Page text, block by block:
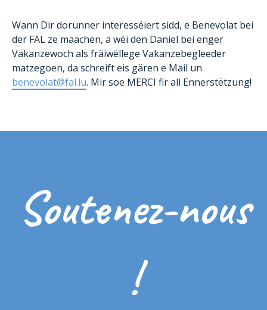
Wann Dir dorunner interesséiert sidd, e Benevolat bei
der FAL ze maachen, a wéi den Daniel bei enger
Vakanzewoch als fräiwëllege Vakanzebegleeder
matzegoen, da schreift eis gären e Mail un
benevolat@fal.lu. Mir soe MERCI fir all Ënnerstëtzung!
Soutenez-nous
!